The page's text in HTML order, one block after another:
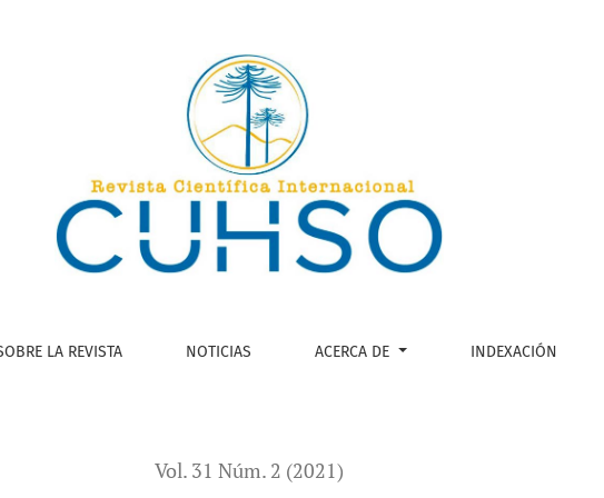
o tecnológico?
LA REVISTA NOTICIAS ACERCA DE INDEXACIÓN
Vol. 31 Núm. 2 (2021)